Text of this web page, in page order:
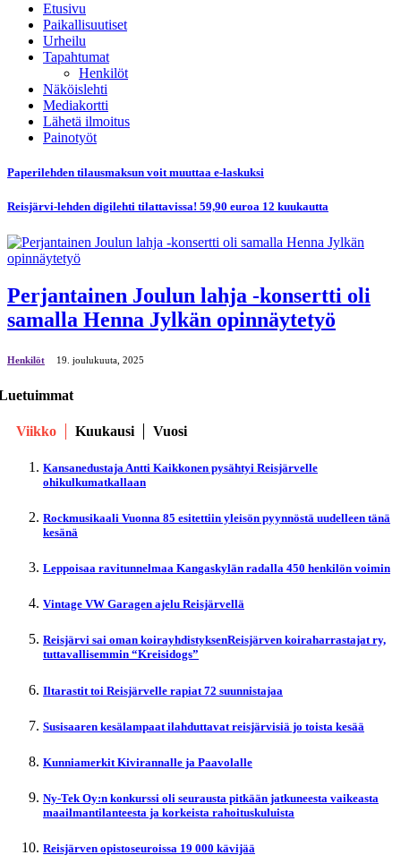
Etusivu
Paikallisuutiset
Urheilu
Tapahtumat
Henkilöt
Näköislehti
Mediakortti
Lähetä ilmoitus
Painotyöt
Paperilehden tilausmaksun voit muuttaa e-laskuksi
Reisjärvi-lehden digilehti tilattavissa! 59,90 euroa 12 kuukautta
Perjantainen Joulun lahja -konsertti oli
samalla Henna Jylkän opinnäytetyö
Henkilöt 19. јoulukuuta, 2025
Viikko Kuukausi Vuosi
Kansanedustaja Antti Kaikkonen pysähtyi Reisjärvelle
ohikulkumatkallaan
Rockmusikaali Vuonna 85 esitettiin yleisön pyynnöstä uudelleen tänä
kesänä
Leppoisaa ravitunnelmaa Kangaskylän radalla 450 henkilön voimin
Vintage VW Garagen ajelu Reisjärvellä
Reisjärvi sai oman koirayhdistyksenReisjärven koiraharrastajat ry,
tuttavallisemmin “Kreisidogs”
Iltarastit toi Reisjärvelle rapiat 72 suunnistajaa
Susisaaren kesälampaat ilahduttavat reisjärvisiä jo toista kesää
Kunniamerkit Kivirannalle ja Paavolalle
Ny-Tek Oy:n konkurssi oli seurausta pitkään jatkuneesta vaikeasta
maailmantilanteesta ja korkeista rahoituskuluista
Reisjärven opistoseuroissa 19 000 kävijää